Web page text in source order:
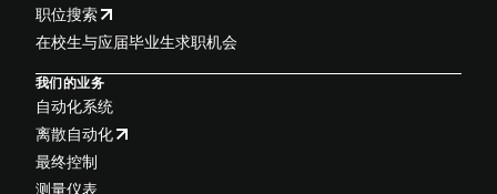
职位搜索
在校生与应届毕业生求职机会
我们的业务
自动化系统
离散自动化
最终控制
测量仪表